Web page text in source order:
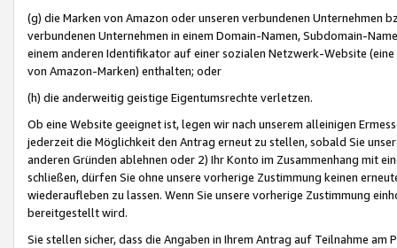
(g) die Marken von Amazon oder unseren verbundenen Unternehmen
verbundenen Unternehmen in einem Domain-Namen, Subdomain-
einem anderen Identifikator auf einer sozialen Netzwerk-Website
von Amazon-Marken) enthalten; oder
(h) die anderweitig geistige Eigentumsrechte verletzen.
Ob eine Website geeignet ist, legen wir nach unserem alleinigen
jederzeit die Möglichkeit den Antrag erneut zu stellen, sobald Sie
anderen Gründen ablehnen oder 2) Ihr Konto im Zusammenhang mit
schließen, dürfen Sie ohne unsere vorherige Zustimmung keinen
wiederaufleben zu lassen. Wenn Sie unsere vorherige Zustimmung
bereitgestellt wird.
Sie stellen sicher, dass die Angaben in Ihrem Antrag auf Teilnahme